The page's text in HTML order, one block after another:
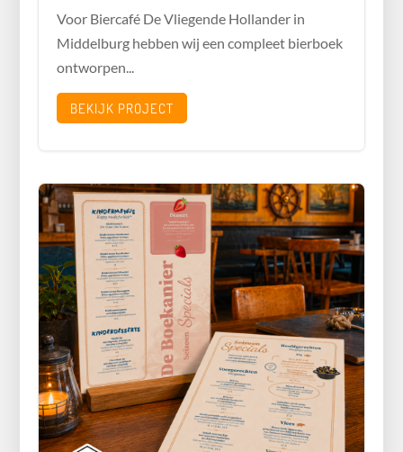
Voor Biercafé De Vliegende Hollander in
Middelburg hebben wij een compleet bierboek
ontworpen...
BEKIJK PROJECT